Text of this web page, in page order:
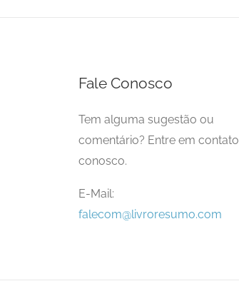
Fale Conosco
Tem alguma sugestão ou
comentário? Entre em contato
conosco.
E-Mail:
falecom@livroresumo.com